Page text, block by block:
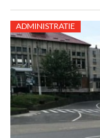
ADMINISTRATIE